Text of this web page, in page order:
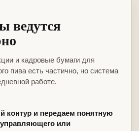
ведутся
и кадровые бумаги для
пива есть частично, но система
работе.
контур и передаем понятную
или